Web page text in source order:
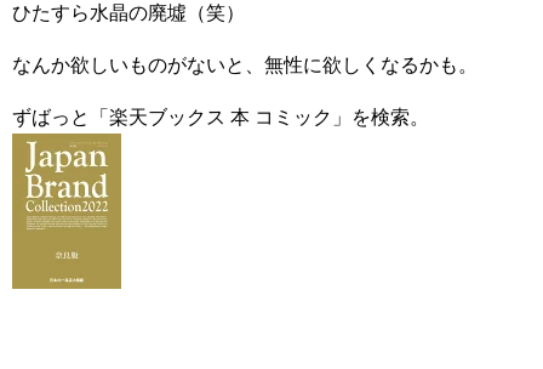
ひたすら水晶の廃墟（笑）
なんか欲しいものがないと、無性に欲しくなるかも。
ずばっと「楽天ブックス 本 コミック」を検索。